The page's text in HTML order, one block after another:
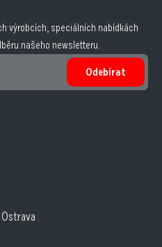
výrobcích, speciálních nabídkách
našeho newsletteru.
Odebírat